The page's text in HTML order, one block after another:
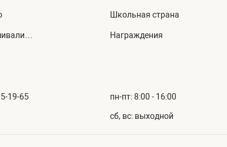
Школьная страна
Награждения
19-65 пн-пт: 8:00 - 16:00
сб, вс: выходной